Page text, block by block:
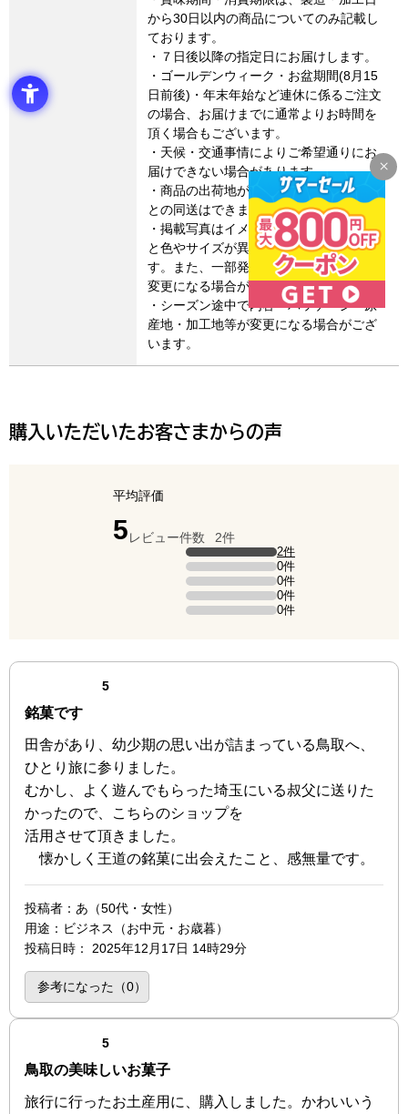
から30日以内の商品についてのみ記載し
ております。
・７日後以降の指定日にお届けします。
・ゴールデンウィーク・お盆期間(8月15
日前後)・年末年始など連休に係るご注文
の場合、お届けまでに通常よりお時間を
頂く場合もございます。
・天候・交通事情によりご希望通りにお
届けできない場合があります。
・商品の出荷地が異なるため、他の商品
との同送はできません。
・掲載写真はイメージです。実際の商品
と色やサイズが異なる場合がございま
す。また、一部発送の箱デザインが若干
変更になる場合がございます。
・シーズン途中で内容・パッケージ・原
産地・加工地等が変更になる場合がござ
います。
購入いただいたお客さまからの声
平均評価
5点（5点満点中）
レビュー件数 2件
5点の評価は2件です（全体の100%）。
2件
4点の評価は0件です。 0件
3点の評価は0件です。 0件
2点の評価は0件です。 0件
1点の評価は0件です。 0件
最新の商品レビュー
5点（5点満点中）
銘菓です
田舎があり、幼少期の思い出が詰まっている鳥取へ、
ひとり旅に参りました。
むかし、よく遊んでもらった埼玉にいる叔父に送りた
かったので、こちらのショップを
活用させて頂きました。
懐かしく王道の銘菓に出会えたこと、感無量です。
投稿者 ：あ（50代・女性）
用途 ：ビジネス（お中元・お歳暮）
投稿日時 ： 2025年12月17日 14時29分
参考になった（0）
5点（5点満点中）
鳥取の美味しいお菓子
旅行に行ったお土産用に、購入しました。かわいいう